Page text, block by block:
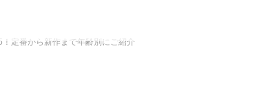
定番から新作まで年齢別にご紹介